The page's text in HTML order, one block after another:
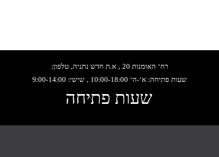
רח‘ האומנות 20 , א.ת חדש נתניה, טלפון:
שעות פתיחה: א‘-ה‘ 10:00-18:00 , שישי: 9:00-14:00
שעות פתיחה